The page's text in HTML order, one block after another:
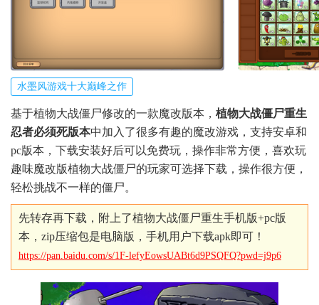
水墨风游戏十大巅峰之作
基于植物大战僵尸修改的一款魔改版本， 植物大战僵尸重生
忍者必须死版本中加入了很多有趣的魔改游戏，支持安卓和
pc版本，下载安装好后可以免费玩，操作非常方便，喜欢玩
趣味魔改版植物大战僵尸的玩家可选择下载，操作很方便，
轻松挑战不一样的僵尸。
先转存再下载，附上了植物大战僵尸重生手机版+pc版
本，zip压缩包是电脑版，手机用户下载apk即可！
https://pan.baidu.com/s/1F-lefyEowsUABt6d9PSQFQ?pwd=j9p6